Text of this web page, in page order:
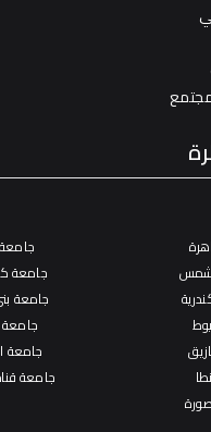
شمس
جامعة
جامعة
جامعة
جامعة
جامعة
جامعة